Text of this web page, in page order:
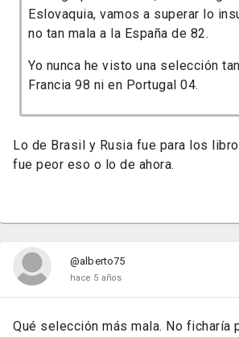
Eslovaquia, vamos a superar lo
no tan mala a la España de 82.
Yo nunca he visto una selección
Francia 98 ni en Portugal 04.
Lo de Brasil y Rusia fue para los
fue peor eso o lo de ahora.
@alberto75
hace 5 años
Qué selección más mala. No ficharía